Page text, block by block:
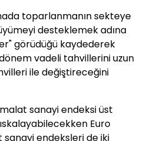
toparlanmanın sekteye
desteklemek adına
görüdüğü kaydederek
vadeli tahvillerini uzun
ile değiştireceğini
sanayi endeksi üst
Euro
endeksleri de iki